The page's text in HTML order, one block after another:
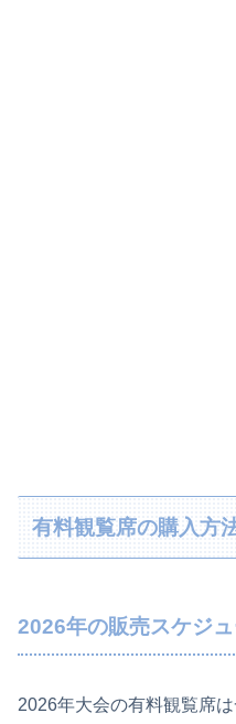
有料観覧席の購入方
2026年の販売スケジ
2026年大会の有料観覧席